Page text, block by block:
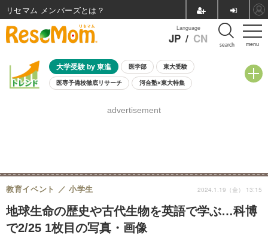
menu
Language
JP / CN search
大学受験 by 東進 医学部 東大受験
医専予備校徹底リサーチ 河合塾×東大特集
8月開催学校説明会・相談会
advertisement
地球生命の歴史や古代生物を英語で学ぶ…科博
で2/25 1枚目の写真・画像
教育イベント 小学生 2024.1.19（金） 13:15
リセマム メンバーズ